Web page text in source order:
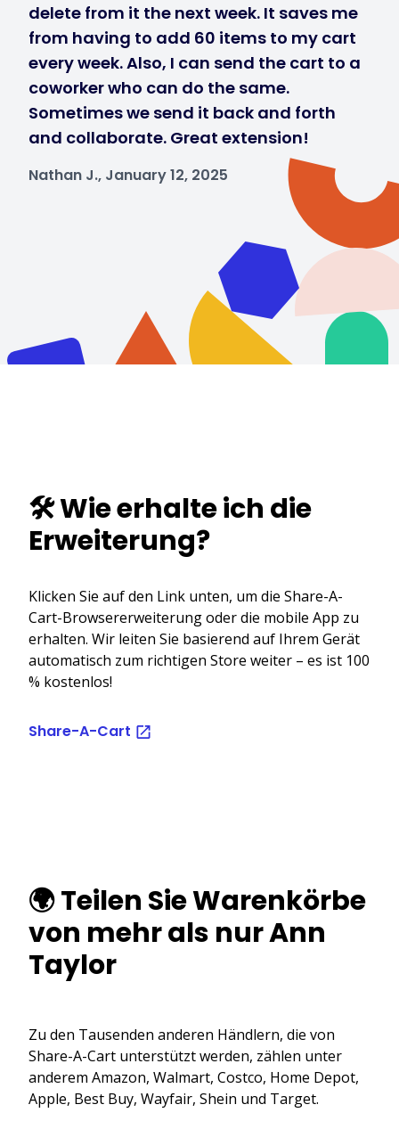
delete from it the next week. It saves me
from having to add 60 items to my cart
every week. Also, I can send the cart to a
coworker who can do the same.
Sometimes we send it back and forth
and collaborate. Great extension!
Nathan J., January 12, 2025
🛠️ Wie erhalte ich die
Erweiterung?
Klicken Sie auf den Link unten, um die Share-A-
Cart-Browsererweiterung oder die mobile App zu
erhalten. Wir leiten Sie basierend auf Ihrem Gerät
automatisch zum richtigen Store weiter – es ist 100
% kostenlos!
Share-A-Cart
🌍 Teilen Sie Warenkörbe
von mehr als nur Ann
Taylor
Zu den Tausenden anderen Händlern, die von
Share-A-Cart unterstützt werden, zählen unter
anderem Amazon, Walmart, Costco, Home Depot,
Apple, Best Buy, Wayfair, Shein und Target.